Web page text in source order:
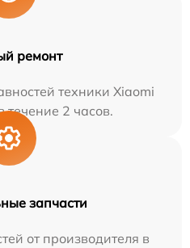
ремонт
техники Xiaomi
течение 2 часов.
запчасти
от производителя в